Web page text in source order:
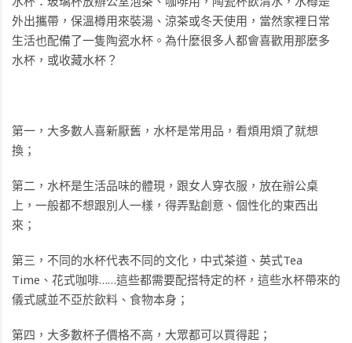
外出攜帶，保溫樽用來裝湯、涼茶或冬天使用，當然家裡日常
生活也配備了一隻陶瓷水杯。為什麼很多人都會喜歡用那麼多
水杯，或收藏水杯？
第一，大多數人喜新厭舊，水杯是常用品，看煩用煩了就想
換；
第二，水杯是生活品味的體現，跟女人穿衣服，放在辦公桌
上，一般都不想跟別人一樣，得弄點創意、個性化的東西出
來；
第三，不同的水杯代表不同的文化，中式茶道、英式Tea
Time、花式咖啡……這些都需要配搭特定的杯，這些水杯帶來的
儀式感並不亞於飲料、食物本身；
第四，大多數杯子價格不高，大眾都可以買得起；